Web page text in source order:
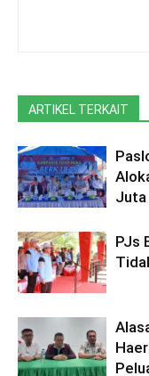
ARTIKEL TERKAIT
Juta
PJs